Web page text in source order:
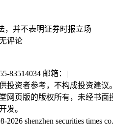
，并不表明证券时报立场
评论
83514034 邮箱： |
投资者参考，不构成投资建议
网页版的版权所有，未经书面
发。
shenzhen securities times